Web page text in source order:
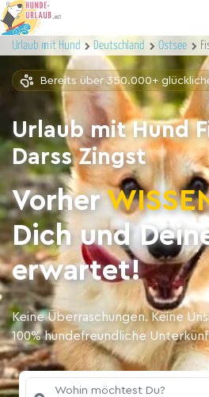
Urlaub mit Hund Deutschland Ostsee
Bereits über 350.000+
Urlaub mit Hund
Darss Zingst
Vorher
Dich und
erwartet!
Keine Überraschungen. Keine
100% hundefreundliche
Wohin möchtest Du?